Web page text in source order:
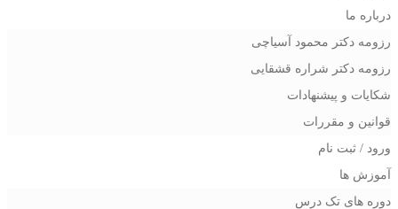
درباره ما
رزومه دکتر محمود آسیاچی
رزومه دکتر شراره قشقایی
شکایات و پیشنهادات
قوانین و مقررات
ورود / ثبت نام
آموزش ها
دوره های تک درس